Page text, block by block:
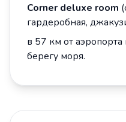
Corner deluxe room
гардеробная,
в 57 км от аэропорта
берегу моря.